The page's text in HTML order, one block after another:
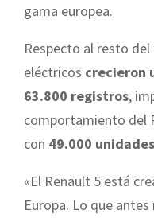
gama europea.
Respecto al resto
eléctricos crecieron
63.800 registros,
comportamiento del
con 49.000
«El Renault 5 está
Europa. Lo que